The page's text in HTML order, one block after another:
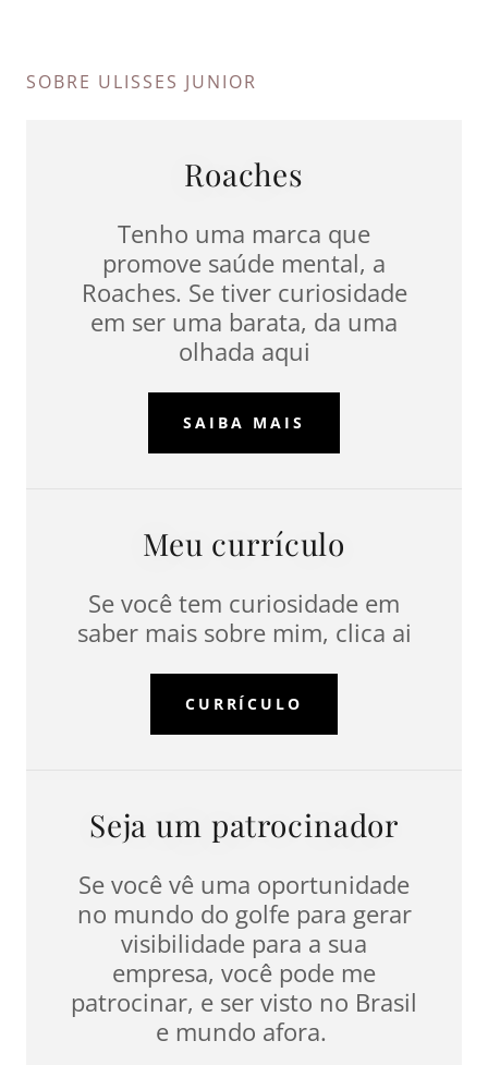
SOBRE ULISSES JUNIOR
Roaches
Tenho uma marca que
promove saúde mental, a
Roaches. Se tiver curiosidade
em ser uma barata, da uma
olhada aqui
SAIBA MAIS
Meu currículo
Se você tem curiosidade em
saber mais sobre mim, clica ai
CURRÍCULO
Seja um patrocinador
Se você vê uma oportunidade
no mundo do golfe para gerar
visibilidade para a sua
empresa, você pode me
patrocinar, e ser visto no Brasil
e mundo afora.